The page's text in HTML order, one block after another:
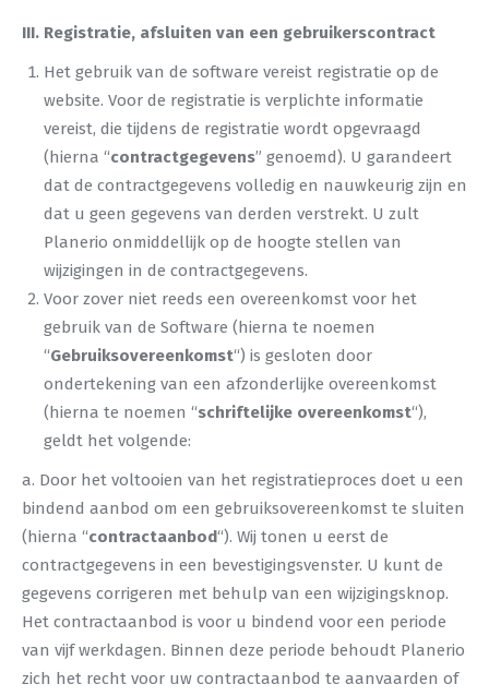
III. Registratie, afsluiten van een gebruikerscontract
Het gebruik van de software vereist registratie op de
website. Voor de registratie is verplichte informatie
vereist, die tijdens de registratie wordt opgevraagd
(hierna “contractgegevens” genoemd). U garandeert
dat de contractgegevens volledig en nauwkeurig zijn en
dat u geen gegevens van derden verstrekt. U zult
Planerio onmiddellijk op de hoogte stellen van
wijzigingen in de contractgegevens.
Voor zover niet reeds een overeenkomst voor het
gebruik van de Software (hierna te noemen
“Gebruiksovereenkomst“) is gesloten door
ondertekening van een afzonderlijke overeenkomst
(hierna te noemen “schriftelijke overeenkomst“),
geldt het volgende:
a. Door het voltooien van het registratieproces doet u een
bindend aanbod om een gebruiksovereenkomst te sluiten
(hierna “contractaanbod“). Wij tonen u eerst de
contractgegevens in een bevestigingsvenster. U kunt de
gegevens corrigeren met behulp van een wijzigingsknop.
Het contractaanbod is voor u bindend voor een periode
van vijf werkdagen. Binnen deze periode behoudt Planerio
zich het recht voor uw contractaanbod te aanvaarden of